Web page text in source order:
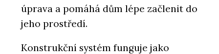
úprava a pomáhá dům lépe začlenit do
jeho prostředí.
Konstrukční systém funguje jako